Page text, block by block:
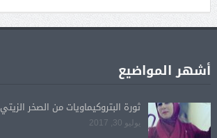
أشهر المواضيع
ثورة البتروكيماويات من الصخر الزيتي
يوليو 30, 2017